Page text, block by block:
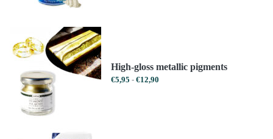
High-gloss metallic pigments
€5,95 - €12,90